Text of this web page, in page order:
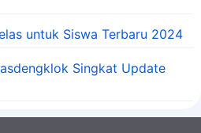
untuk Siswa Terbaru 2024
Singkat Update